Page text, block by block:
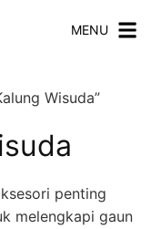
MENU
Wisuda”
penting
melengkapi gaun